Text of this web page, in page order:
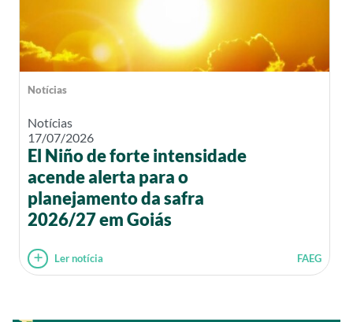
Notícias
Notícias
17/07/2026
El Niño de forte intensidade
acende alerta para o
planejamento da safra
2026/27 em Goiás
Ler notícia FAEG